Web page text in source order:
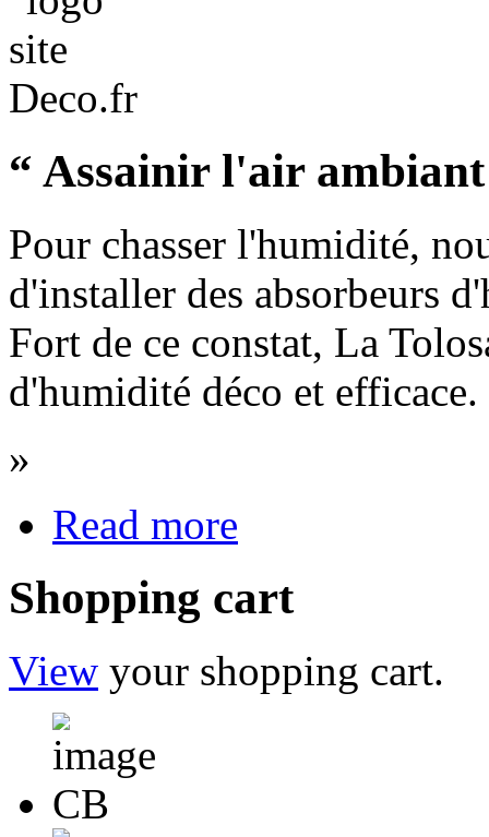
“ Assainir l'air
Pour chasser l'humidité,
d'installer des absorbeurs
Fort de ce constat, La
d'humidité déco et efficace.
»
Read more
Shopping cart
View your shopping cart.